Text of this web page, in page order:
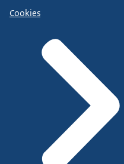
Cookies